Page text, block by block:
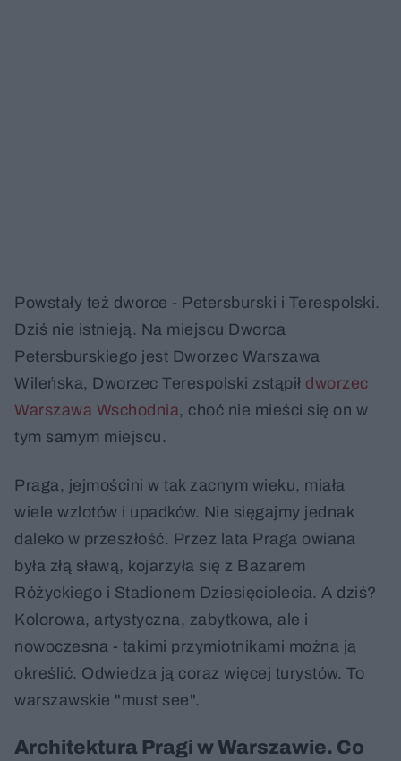
Powstały też dworce - Petersburski i Terespolski.
Dziś nie istnieją. Na miejscu Dworca
Petersburskiego jest Dworzec Warszawa
Wileńska, Dworzec Terespolski zstąpił dworzec
Warszawa Wschodnia, choć nie mieści się on w
tym samym miejscu.
Praga, jejmościni w tak zacnym wieku, miała
wiele wzlotów i upadków. Nie sięgajmy jednak
daleko w przeszłość. Przez lata Praga owiana
była złą sławą, kojarzyła się z Bazarem
Różyckiego i Stadionem Dziesięciolecia. A dziś?
Kolorowa, artystyczna, zabytkowa, ale i
nowoczesna - takimi przymiotnikami można ją
określić. Odwiedza ją coraz więcej turystów. To
warszawskie "must see".
Architektura Pragi w Warszawie. Co